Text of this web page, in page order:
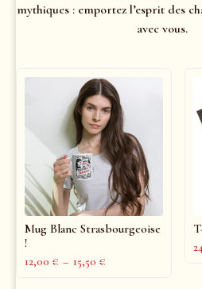
mythiques : emportez l’esprit des
avec vous.
Mug Blanc Strasbourgeoise
!
12,00 € – 15,50 €